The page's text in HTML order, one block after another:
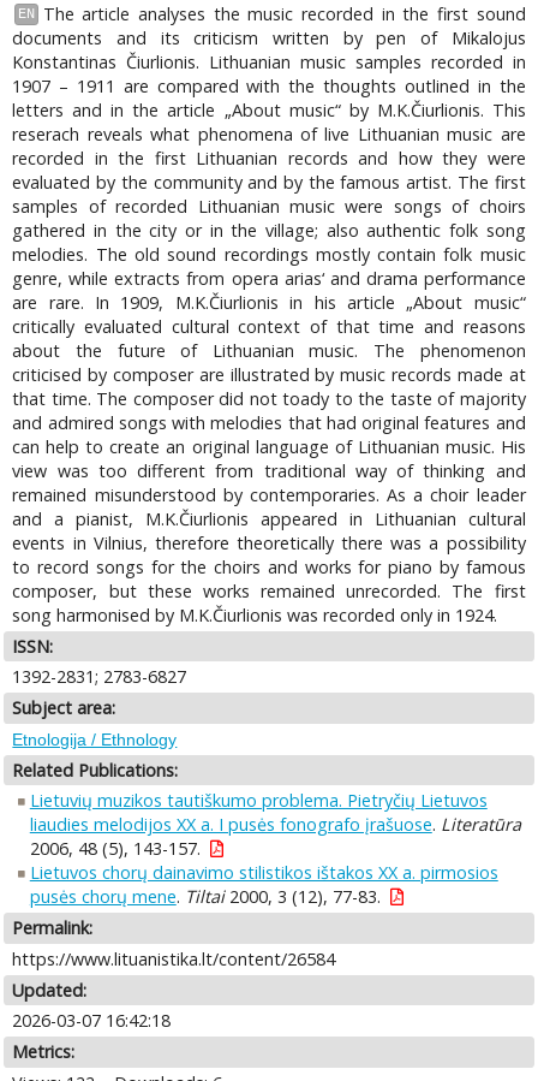
EN
The article analyses the music recorded in the first sound
documents and its criticism written by pen of Mikalojus
Konstantinas Čiurlionis. Lithuanian music samples recorded in
1907 – 1911 are compared with the thoughts outlined in the
letters and in the article „About music“ by M.K.Čiurlionis. This
reserach reveals what phenomena of live Lithuanian music are
recorded in the first Lithuanian records and how they were
evaluated by the community and by the famous artist. The first
samples of recorded Lithuanian music were songs of choirs
gathered in the city or in the village; also authentic folk song
melodies. The old sound recordings mostly contain folk music
genre, while extracts from opera arias‘ and drama performance
are rare. In 1909, M.K.Čiurlionis in his article „About music“
critically evaluated cultural context of that time and reasons
about the future of Lithuanian music. The phenomenon
criticised by composer are illustrated by music records made at
that time. The composer did not toady to the taste of majority
and admired songs with melodies that had original features and
can help to create an original language of Lithuanian music. His
view was too different from traditional way of thinking and
remained misunderstood by contemporaries. As a choir leader
and a pianist, M.K.Čiurlionis appeared in Lithuanian cultural
events in Vilnius, therefore theoretically there was a possibility
to record songs for the choirs and works for piano by famous
composer, but these works remained unrecorded. The first
song harmonised by M.K.Čiurlionis was recorded only in 1924.
ISSN:
1392-2831; 2783-6827
Subject area:
Etnologija / Ethnology
Related Publications:
Lietuvių muzikos tautiškumo problema. Pietryčių Lietuvos
liaudies melodijos XX a. I pusės fonografo įrašuose. Literatūra
2006, 48 (5), 143-157.
Lietuvos chorų dainavimo stilistikos ištakos XX a. pirmosios
pusės chorų mene. Tiltai2000, 3 (12), 77-83.
Permalink:
https://www.lituanistika.lt/content/26584
Updated:
2026-03-07 16:42:18
Metrics: